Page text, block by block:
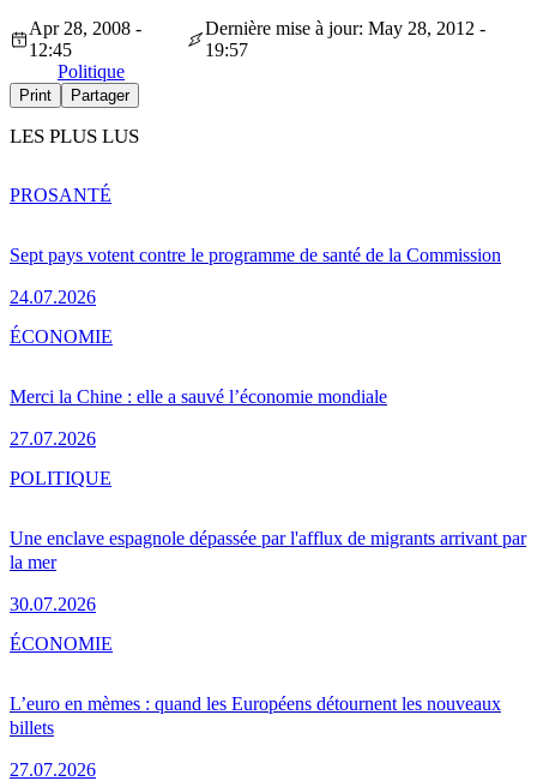
Apr 28, 2008 -
12:45
Dernière mise à jour: May 28, 2012 -
19:57
Politique
Print Partager
LES PLUS LUS
Sept pays votent contre le programme de santé de la Commission
24.07.2026
PROSANTÉ
Merci la Chine : elle a sauvé l’économie mondiale
27.07.2026
ÉCONOMIE
Une enclave espagnole dépassée par l'afflux de migrants arrivant par
la mer
30.07.2026
POLITIQUE
L’euro en mèmes : quand les Européens détournent les nouveaux
billets
27.07.2026
ÉCONOMIE